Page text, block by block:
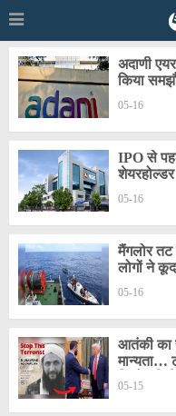
अदाणी
किया
05-16
IPO से
05-16
मैंगलोर तट
लोगों ने
05-16
आतंकी का
मान्यता…
05-15